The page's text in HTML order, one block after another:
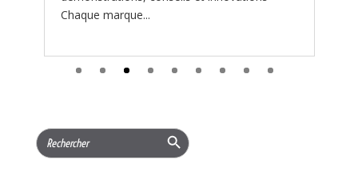
Search
CATÉGORIE
PROMOTIONS